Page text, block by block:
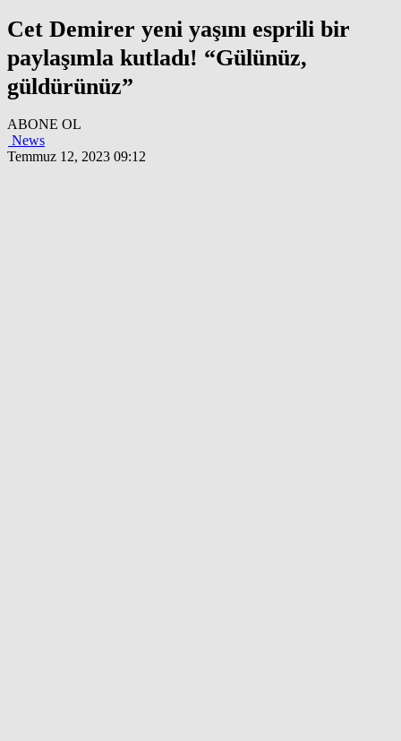
Cet Demirer yeni yaşını esprili bir
paylaşımla kutladı! “Gülünüz,
güldürünüz”
ABONE OL
News
Temmuz 12, 2023 09:12